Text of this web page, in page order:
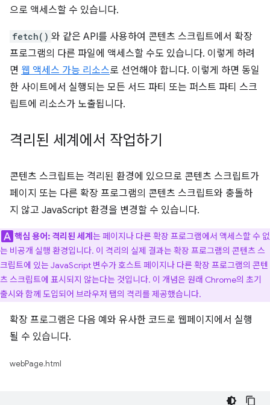
으로 액세스할 수 있습니다.
fetch() 와 같은 API를 사용하여 콘텐츠 스크립트에서 확장
프로그램의 다른 파일에 액세스할 수도 있습니다. 이렇게 하려
면 웹 액세스 가능 리소스로 선언해야 합니다. 이렇게 하면 동일
한 사이트에서 실행되는 모든 서드 파티 또는 퍼스트 파티 스크
립트에 리소스가 노출됩니다.
격리된 세계에서 작업하기
콘텐츠 스크립트는 격리된 환경에 있으므로 콘텐츠 스크립트가
페이지 또는 다른 확장 프로그램의 콘텐츠 스크립트와 충돌하
지 않고 JavaScript 환경을 변경할 수 있습니다.
핵심 용어: 격리된 세계 는 페이지나 다른 확장 프로그램에서 액세스할 수 없
는 비공개 실행 환경입니다. 이 격리의 실제 결과는 확장 프로그램의 콘텐츠 스
크립트에 있는 JavaScript 변수가 호스트 페이지나 다른 확장 프로그램의 콘텐
츠 스크립트에 표시되지 않는다는 것입니다. 이 개념은 원래 Chrome의 초기
출시와 함께 도입되어 브라우저 탭의 격리를 제공했습니다.
확장 프로그램은 다음 예와 유사한 코드로 웹페이지에서 실행
될 수 있습니다.
webPage.html